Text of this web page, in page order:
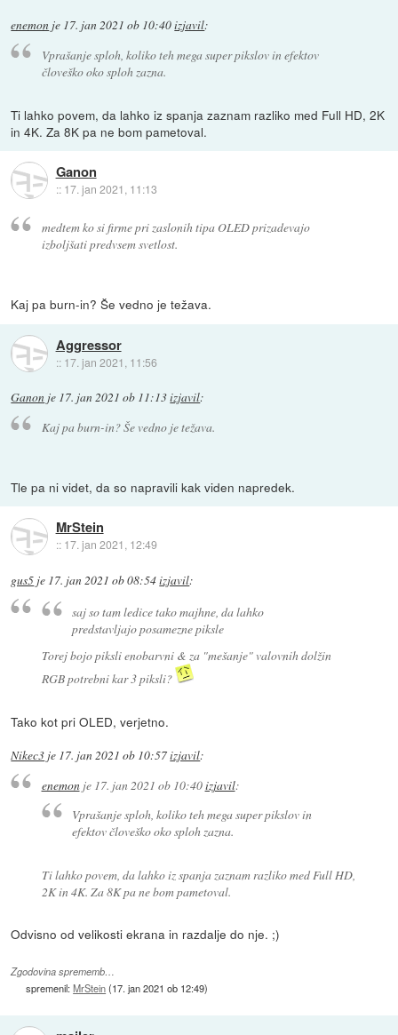
enemon je 17. jan 2021 ob 10:40izjavil:
Vprašanje sploh, koliko teh mega super pikslov in efektov
človeško oko sploh zazna.
Ti lahko povem, da lahko iz spanja zaznam razliko med Full HD, 2K
in 4K. Za 8K pa ne bom pametoval.
Ganon
:: 17. jan 2021, 11:13
medtem ko si firme pri zaslonih tipa OLED prizadevajo
izboljšati predvsem svetlost.
Kaj pa burn-in? Še vedno je težava.
Aggressor
:: 17. jan 2021, 11:56
Ganon je 17. jan 2021 ob 11:13izjavil:
Kaj pa burn-in? Še vedno je težava.
Tle pa ni videt, da so napravili kak viden napredek.
MrStein
:: 17. jan 2021, 12:49
gus5 je 17. jan 2021 ob 08:54izjavil:
saj so tam ledice tako majhne, da lahko
predstavljajo posamezne piksle
Torej bojo piksli enobarvni & za "mešanje" valovnih dolžin
RGB potrebni kar 3 piksli?
Tako kot pri OLED, verjetno.
Nikec3 je 17. jan 2021 ob 10:57izjavil:
enemonje 17. jan 2021 ob 10:40izjavil:
Vprašanje sploh, koliko teh mega super pikslov in
efektov človeško oko sploh zazna.
Ti lahko povem, da lahko iz spanja zaznam razliko med Full HD,
2K in 4K. Za 8K pa ne bom pametoval.
Odvisno od velikosti ekrana in razdalje do nje. ;)
Zgodovina sprememb…
spremenil:MrStein(17. jan 2021 ob 12:49)